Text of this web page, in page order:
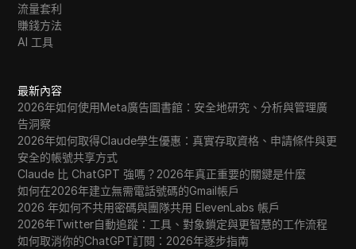
流量套利
賺錢方法
AI 工具
最新內容
2026年如何使用Meta廣告圖書館：安全地研究、分析與管理廣
告洞察
2026年如何取得Claude學生優惠：真實存取資格、申請條件與更
安全的帳號共享方式
Claude 比 ChatGPT 強嗎？2026年真正重要的關鍵是什麼
如何在2026年建立無需電話號碼的Gmail帳戶
2026 年如何不共用密碼與團隊共用 ElevenLabs 帳戶
2026年Twitter自動追蹤：工具、對象鎖定與更智慧的工作流程
如何取消你的ChatGPT訂閱：2026年逐步指南